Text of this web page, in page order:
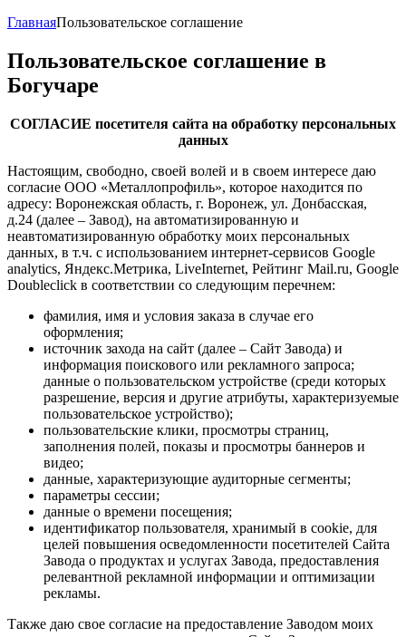
ГлавнаяПользовательское соглашение
Пользовательское соглашение в
Богучаре
СОГЛАСИЕ посетителя сайта на обработку персональных
данных
Настоящим, свободно, своей волей и в своем интересе даю
согласие ООО «Металлопрофиль», которое находится по
адресу: Воронежская область, г. Воронеж, ул. Донбасская,
д.24 (далее – Завод), на автоматизированную и
неавтоматизированную обработку моих персональных
данных, в т.ч. с использованием интернет-сервисов Google
analytics, Яндекс.Метрика, LiveInternet, Рейтинг Mail.ru, Google
Doubleclick в соответствии со следующим перечнем:
фамилия, имя и условия заказа в случае его
оформления;
источник захода на сайт (далее – Сайт Завода) и
информация поискового или рекламного запроса;
данные о пользовательском устройстве (среди которых
разрешение, версия и другие атрибуты, характеризуемые
пользовательское устройство);
пользовательские клики, просмотры страниц,
заполнения полей, показы и просмотры баннеров и
видео;
данные, характеризующие аудиторные сегменты;
параметры сессии;
данные о времени посещения;
идентификатор пользователя, хранимый в cookie, для
целей повышения осведомленности посетителей Сайта
Завода о продуктах и услугах Завода, предоставления
релевантной рекламной информации и оптимизации
рекламы.
Также даю свое согласие на предоставление Заводом моих